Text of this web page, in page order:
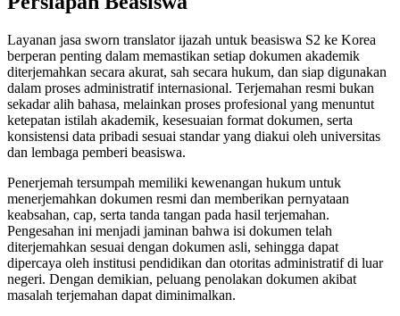
Layanan jasa sworn translator ijazah untuk beasiswa S2 ke Korea
berperan penting dalam memastikan setiap dokumen akademik
diterjemahkan secara akurat, sah secara hukum, dan siap digunakan
dalam proses administratif internasional. Terjemahan resmi bukan
sekadar alih bahasa, melainkan proses profesional yang menuntut
ketepatan istilah akademik, kesesuaian format dokumen, serta
konsistensi data pribadi sesuai standar yang diakui oleh universitas
dan lembaga pemberi beasiswa.
Penerjemah tersumpah memiliki kewenangan hukum untuk
menerjemahkan dokumen resmi dan memberikan pernyataan
keabsahan, cap, serta tanda tangan pada hasil terjemahan.
Pengesahan ini menjadi jaminan bahwa isi dokumen telah
diterjemahkan sesuai dengan dokumen asli, sehingga dapat
dipercaya oleh institusi pendidikan dan otoritas administratif di luar
negeri. Dengan demikian, peluang penolakan dokumen akibat
masalah terjemahan dapat diminimalkan.